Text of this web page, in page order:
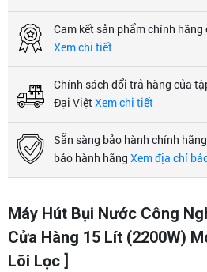
Cam kết sản phẩm chính
Xem chi tiết
Chính sách đổi trả hàng của
Đại ViệtXem chi tiết
Sẵn sàng bảo hành chính
bảo hành hãng Xem địa chỉ
Máy Hút Bụi Nước Công
Cửa Hàng 15 Lít (2200W)
Lõi Lọc ]